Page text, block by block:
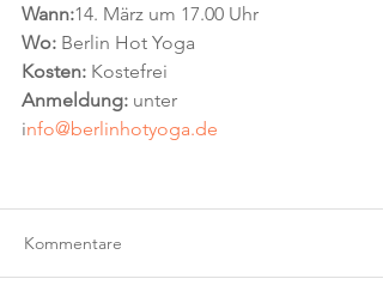
Wann:14. März um 17.00 Uhr
Wo: Berlin Hot Yoga
Kosten: Kostefrei
Anmeldung: unter
info@berlinhotyoga.de
Kommentare